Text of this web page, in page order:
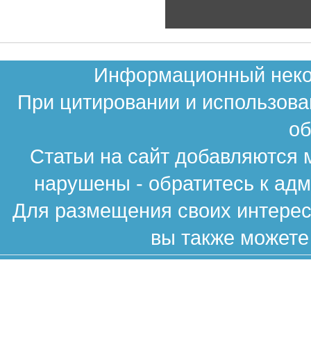
Информационный
При цитировании и
Статьи на сайт
нарушены - обратитесь к
Для размещения своих
вы также